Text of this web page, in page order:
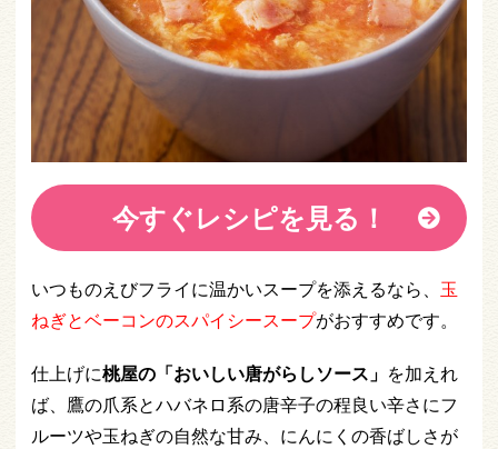
今すぐレシピを見る！
いつものえびフライに温かいスープを添えるなら、 玉
ねぎとベーコンのスパイシースープがおすすめです。
仕上げに桃屋の「おいしい唐がらしソース」 を加えれ
ば、鷹の爪系とハバネロ系の唐辛子の程良い辛さにフ
ルーツや玉ねぎの自然な甘み、にんにくの香ばしさが